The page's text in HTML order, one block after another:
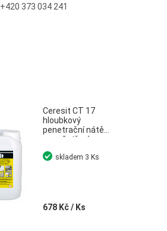
+420 373 034 241
Ceresit CT 17
hloubkový
penetrační nátěr
pro ošetření
savých podkladů
5 l
678 Kč/ Ks
skladem 3 Ks